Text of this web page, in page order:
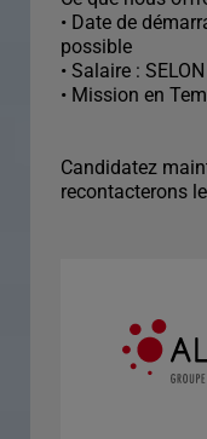
• Date de
possible
• Salaire :
• Mission en
Candidatez
recontacterons